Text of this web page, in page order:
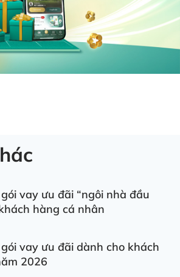
vay ưu đãi “ngôi nhà đầu
hàng cá nhân
vay ưu đãi dành cho khách
2026